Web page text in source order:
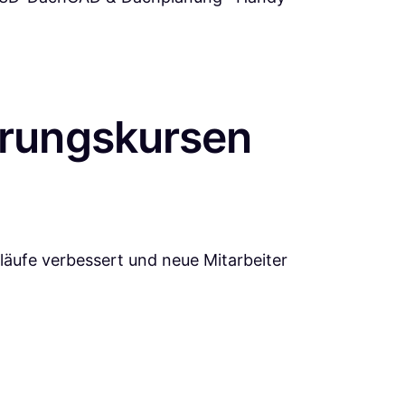
verbessert und neue Mitarbeiter